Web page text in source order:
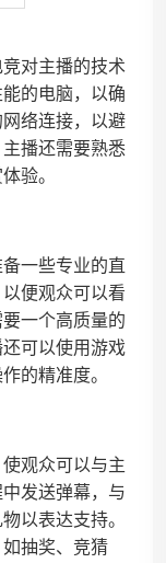
对主播的技术
的电脑，以确
络连接，以避
播还需要熟悉
验。
一些专业的直
便观众可以看
一个高质量的
可以使用游戏
的精准度。
观众可以与主
发送弹幕，与
以表达支持。
抽奖、竞猜